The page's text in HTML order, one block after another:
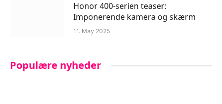
Honor 400-serien teaser:
Imponerende kamera og skærm
11. May 2025
Populære nyheder